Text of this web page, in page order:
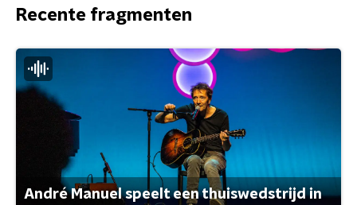
Recente fragmenten
André Manuel speelt een thuiswedstrijd in